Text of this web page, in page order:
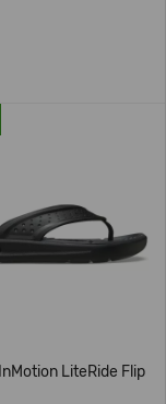
LiteRide Flip